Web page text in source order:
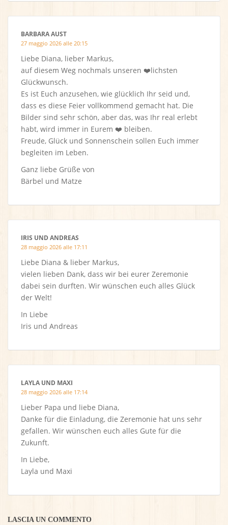
BARBARA AUST
27 maggio 2026 alle 20:15
Liebe Diana, lieber Markus,
auf diesem Weg nochmals unseren ❤️lichsten
Glückwunsch.
Es ist Euch anzusehen, wie glücklich Ihr seid und,
dass es diese Feier vollkommend gemacht hat. Die
Bilder sind sehr schön, aber das, was Ihr real erlebt
habt, wird immer in Eurem ❤️ bleiben.
Freude, Glück und Sonnenschein sollen Euch immer
begleiten im Leben.
Ganz liebe Grüße von
Bärbel und Matze
IRIS UND ANDREAS
28 maggio 2026 alle 17:11
Liebe Diana & lieber Markus,
vielen lieben Dank, dass wir bei eurer Zeremonie
dabei sein durften. Wir wünschen euch alles Glück
der Welt!
In Liebe
Iris und Andreas
LAYLA UND MAXI
28 maggio 2026 alle 17:14
Lieber Papa und liebe Diana,
Danke für die Einladung, die Zeremonie hat uns sehr
gefallen. Wir wünschen euch alles Gute für die
Zukunft.
In Liebe,
Layla und Maxi
LASCIA UN COMMENTO